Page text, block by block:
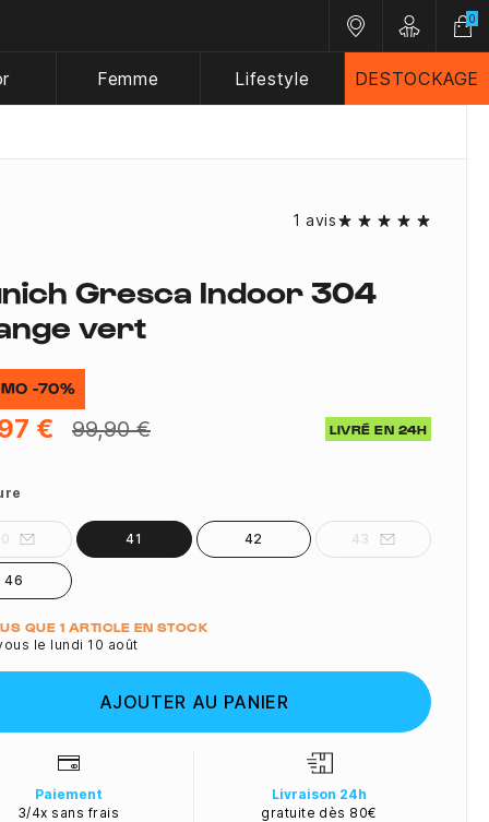
Nos magasins
Customer
0
Femme Lifestyle DESTOCKAGE
1 avis
Gresca Indoor 304
vert
-70%
€ 99,90 € LIVRÉ EN 24H
41 42 43
46
QUE 1 ARTICLE EN STOCK
le lundi 10 août
AJOUTER AU PANIER
Paiement
3/4x sans frais
Livraison 24h
gratuite dès 80€